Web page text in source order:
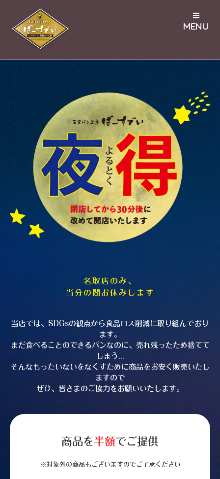
名取店のみ、
当分の間お休みします
当店では、SDGsの観点から食品ロス削減に取り組んでおり
ます。
まだ食べることのできるパンなのに、売れ残ったため捨てて
しまう...
そんなもったいないをなくすために商品をお安く販売いたし
ますので
ぜひ、皆さまのご協力をお願いいたします。
商品を半額でご提供
※対象外の商品もございますのでご了承ください